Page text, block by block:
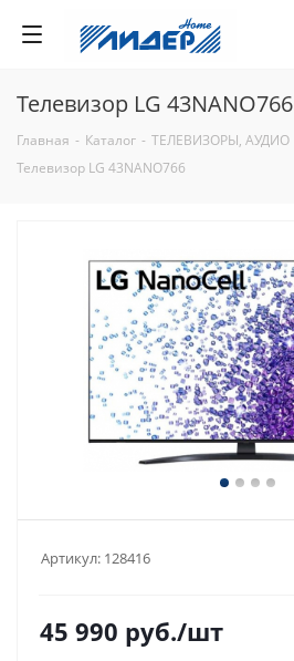
Телевизор LG 43NANO766
Главная - Каталог - ТЕЛЕВИЗОРЫ, АУДИО
Телевизор LG 43NANO766
Артикул: 128416
45 990 руб./шт